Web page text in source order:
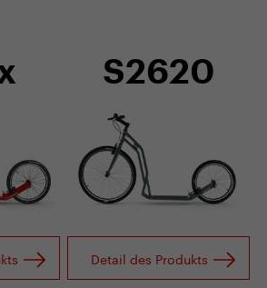
S2620
Detail des Produkts